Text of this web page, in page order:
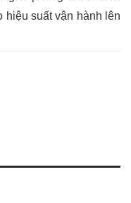
hiệu suất vận hành lên